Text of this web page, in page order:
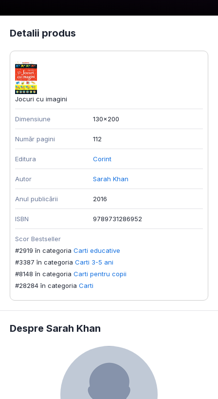
Detalii produs
Jocuri cu imagini
Dimensiune 130x200
Număr pagini 112
Editura Corint
Autor Sarah Khan
Anul publicării 2016
ISBN 9789731286952
Scor Bestseller
#2919 în categoria Carti educative
#3387 în categoria Carti 3-5 ani
#8148 în categoria Carti pentru copii
#28284 în categoria Carti
Despre Sarah Khan